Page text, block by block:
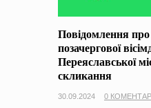
Повідомлення
позачергової
Переяславської
скликання
30.09.2024 0